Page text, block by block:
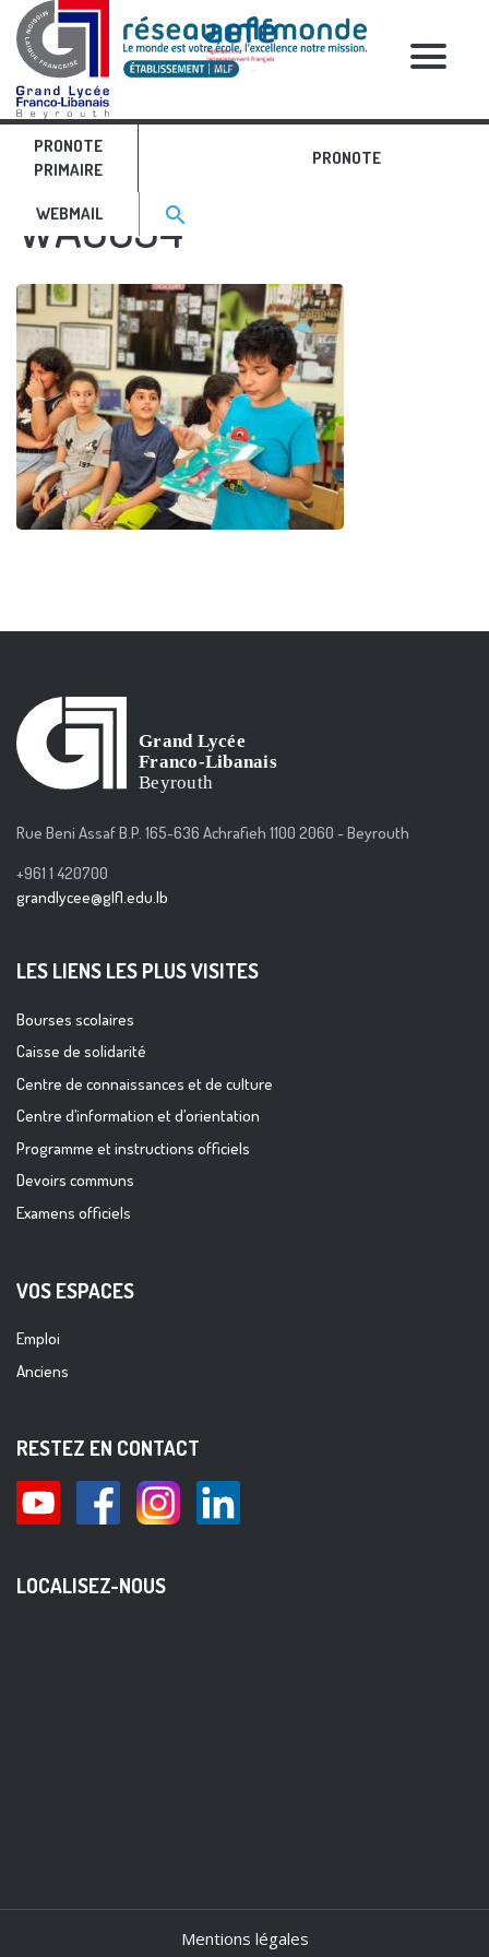
PRONOTE
PRIMAIRE
PRONOTE
WEBMAIL Search for:>
search
RELATIVE POSTS
IMG-20240531-
WA0034
Rue Beni Assaf B.P. 165-636 Achrafieh 1100 2060 - Beyrouth
+961 1 420700
grandlycee@glfl.edu.lb
LES LIENS LES PLUS VISITES
Bourses scolaires
Caisse de solidarité
Centre de connaissances et de culture
Centre d’information et d’orientation
Programme et instructions officiels
Devoirs communs
Examens officiels
VOS ESPACES
Emploi
Anciens
RESTEZ EN CONTACT
LOCALISEZ-NOUS
Mentions légales